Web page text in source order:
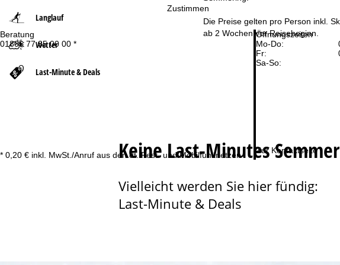
Zustimmen
Beratung
01806 77 35 00 00 *
* 0,20 € inkl. MwSt./Anruf aus den dt. Fest- und Mobilfunknetzen
Öffnungszeiten
Mo-Do:
Fr:
Sa-So:
Zur Kontaktseite
Langlauf
Wetter
Last-Minute & Deals
t
e
Die Preise gelten pro Person inkl.
ab 2 Wochen vor Reisebeginn.
Keine Last-Minutes
Vielleicht werden Sie hier fündig:
Last-Minute & Deals